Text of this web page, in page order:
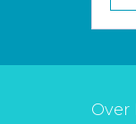
Over